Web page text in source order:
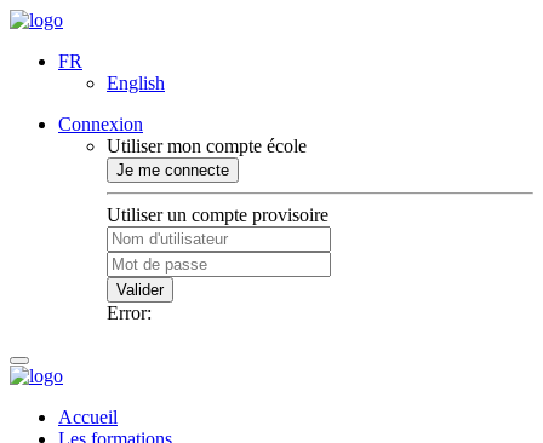
FR
English
Connexion
Utiliser mon compte école
Je me connecte
Utiliser un compte provisoire
Valider
Error:
Accueil
Les formations